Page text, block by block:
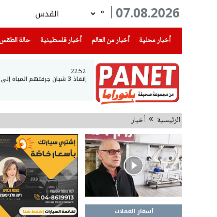
07.08.2026
°
أخبار محلية
(current) أخبار من العالم أخبار فلسطينية(current) حالة
22:52
إنقاذ 3 شبان جرفتهم المياه إلى عمق بحيرة طبريا
الرئيسية أخبار
أسعار العملات